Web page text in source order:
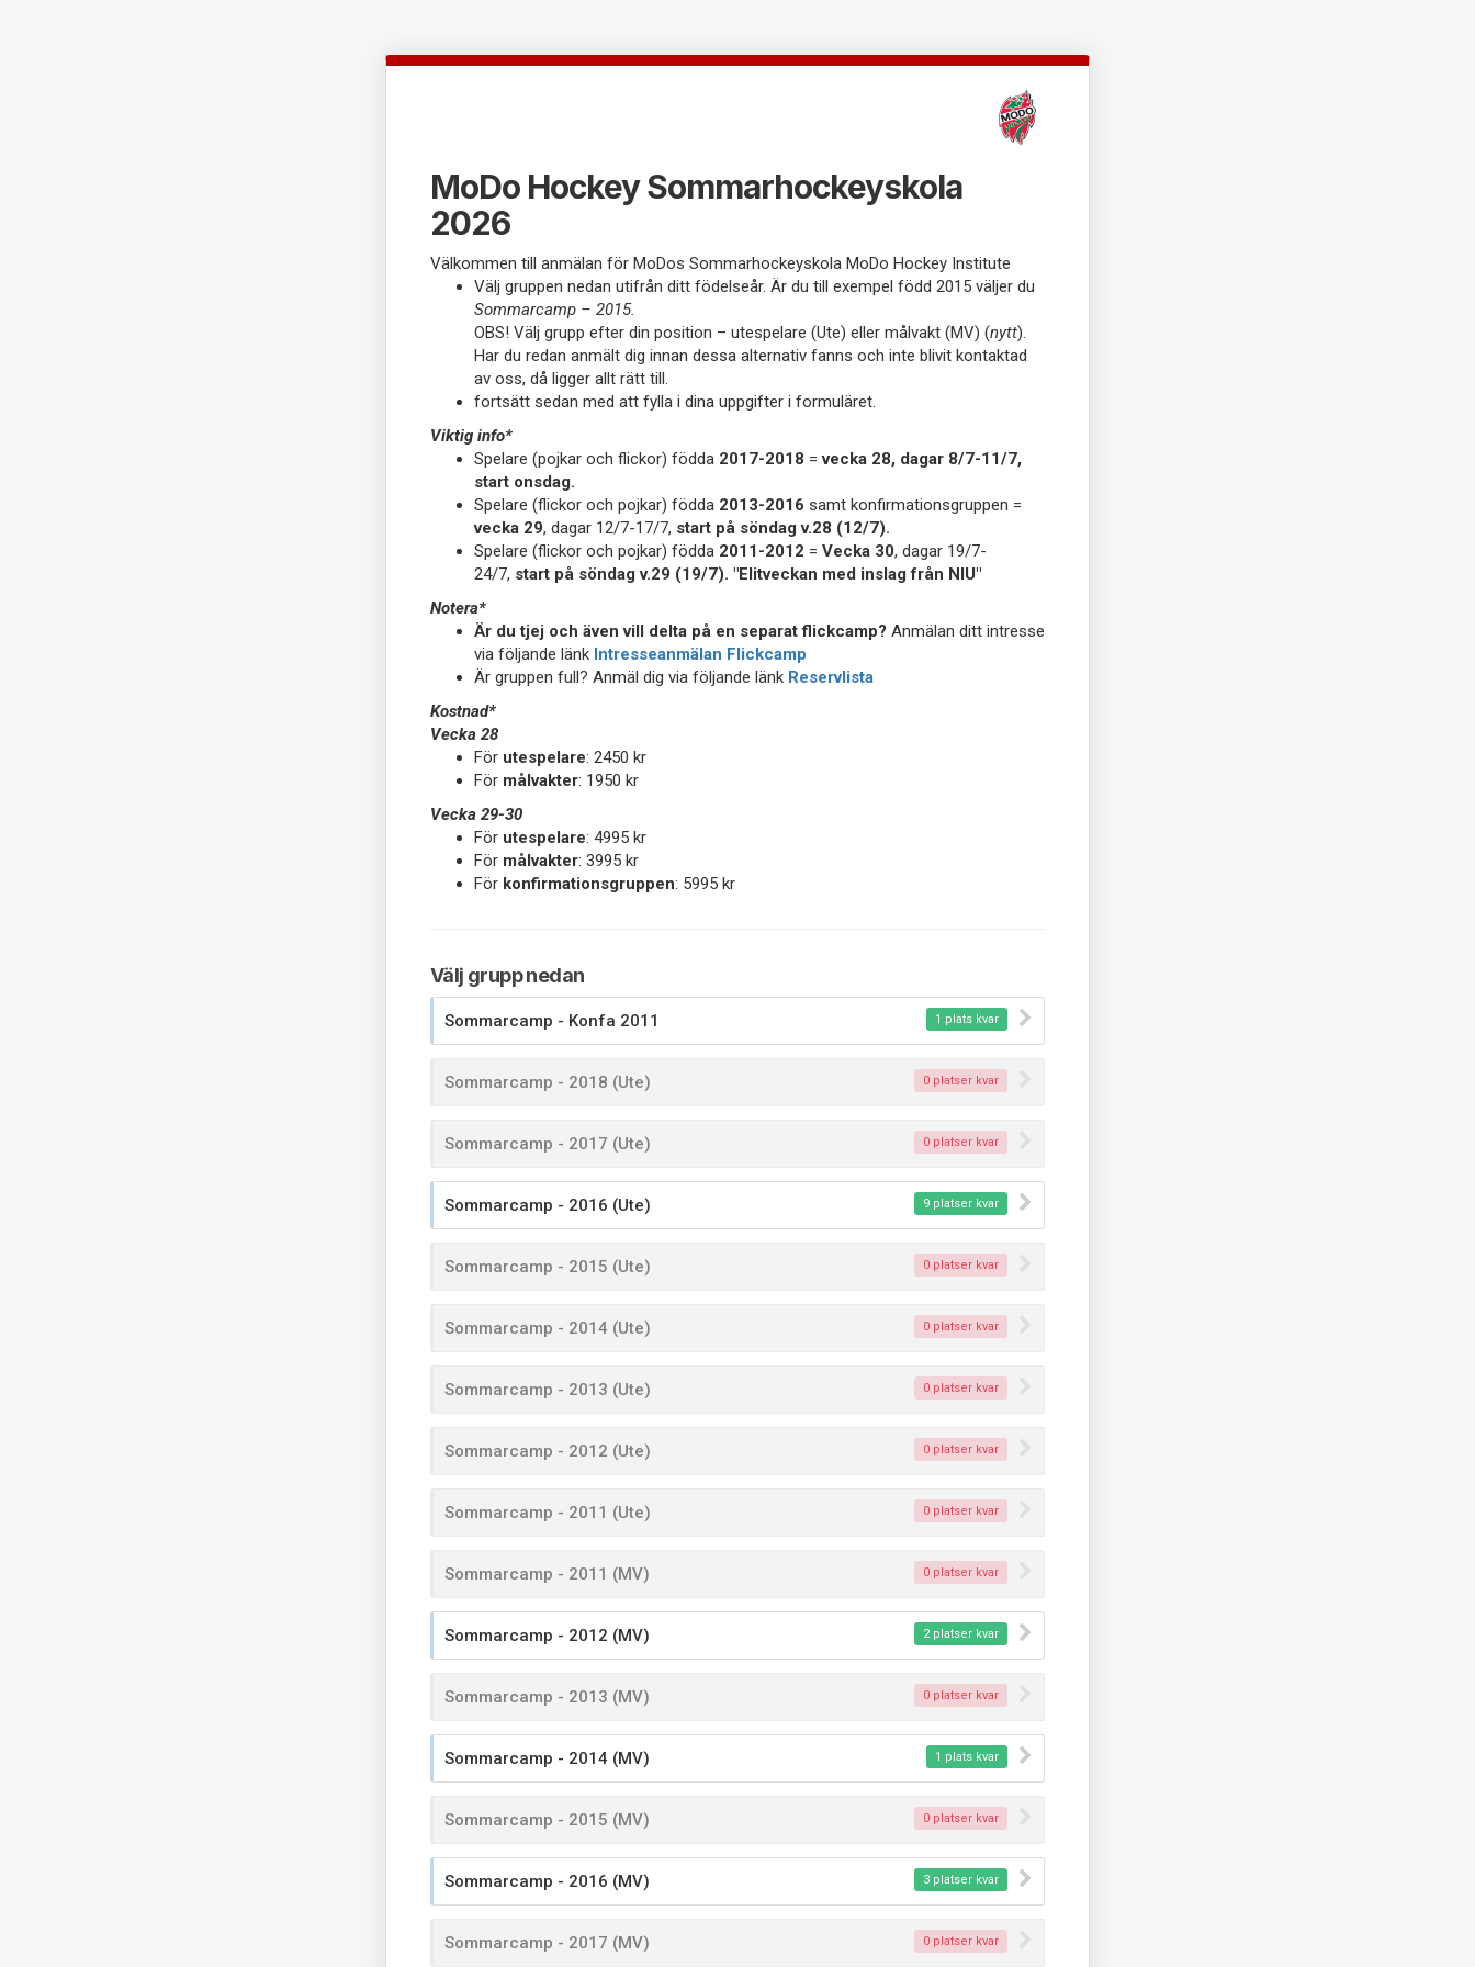
MoDo Hockey Sommarhockeyskola
2026
Välkommen till anmälan för MoDos Sommarhockeyskola MoDo Hockey Institute
Välj gruppen nedan utifrån ditt födelseår. Är du till exempel född 2015 väljer du
Sommarcamp – 2015.
OBS! Välj grupp efter din position – utespelare (Ute) eller målvakt (MV) (nytt).
Har du redan anmält dig innan dessa alternativ fanns och inte blivit kontaktad
av oss, då ligger allt rätt till.
fortsätt sedan med att fylla i dina uppgifter i formuläret.
Viktig info*
Spelare (pojkar och flickor) födda 2017-2018 =vecka 28, dagar 8/7-11/7,
start onsdag.
Spelare (flickor och pojkar) födda 2013-2016 samt konfirmationsgruppen =
vecka 29, dagar 12/7-17/7, start på söndag v.28 (12/7).
Spelare (flickor och pojkar) födda 2011-2012 = Vecka 30, dagar 19/7-
24/7, start på söndag v.29 (19/7). "Elitveckan med inslag från NIU"
Notera*
Är du tjej och även vill delta på en separat flickcamp? Anmälan ditt intresse
via följande länk Intresseanmälan Flickcamp
Är gruppen full? Anmäl dig via följande länk Reservlista
Kostnad*
Vecka 28
För utespelare: 2450 kr
För målvakter: 1950 kr
Vecka 29-30
För utespelare: 4995 kr
För målvakter: 3995 kr
För konfirmationsgruppen: 5995 kr
Välj grupp nedan
Sommarcamp - Konfa 2011 1 plats kvar
Sommarcamp - 2018 (Ute) 0 platser kvar
Sommarcamp - 2017 (Ute) 0 platser kvar
Sommarcamp - 2016 (Ute) 9 platser kvar
Sommarcamp - 2015 (Ute) 0 platser kvar
Sommarcamp - 2014 (Ute) 0 platser kvar
Sommarcamp - 2013 (Ute) 0 platser kvar
Sommarcamp - 2012 (Ute) 0 platser kvar
Sommarcamp - 2011 (Ute) 0 platser kvar
Sommarcamp - 2011 (MV) 0 platser kvar
Sommarcamp - 2012 (MV) 2 platser kvar
Sommarcamp - 2013 (MV) 0 platser kvar
Sommarcamp - 2014 (MV) 1 plats kvar
Sommarcamp - 2015 (MV) 0 platser kvar
Sommarcamp - 2016 (MV) 3 platser kvar
Sommarcamp - 2017 (MV) 0 platser kvar